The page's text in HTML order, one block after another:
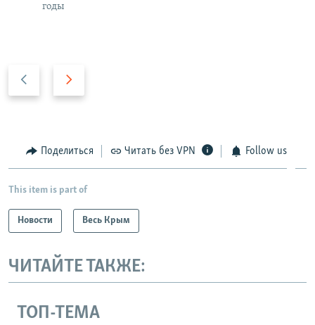
годы
щ
и
й
л
а
ю
и
й
с
а
й
Поделиться Читать без VPN Follow us
This item is part of
Новости Весь Крым
ЧИТАЙТЕ ТАКЖЕ:
ТОП-ТЕМА